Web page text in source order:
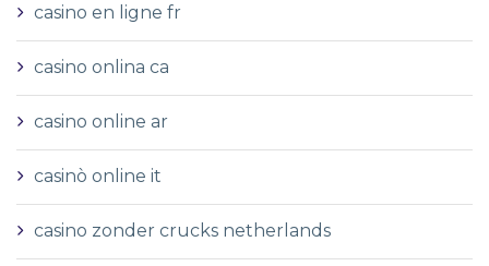
casino en ligne fr
casino onlina ca
casino online ar
casinò online it
casino zonder crucks netherlands